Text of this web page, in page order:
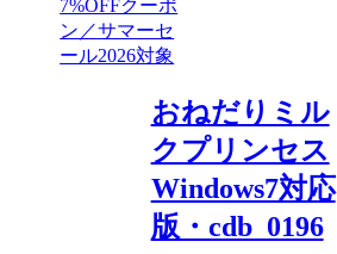
7%OFFクーポ
ン／サマーセ
ール2026対象
おねだりミル
クプリンセス
Windows7対応
版・cdb_0196